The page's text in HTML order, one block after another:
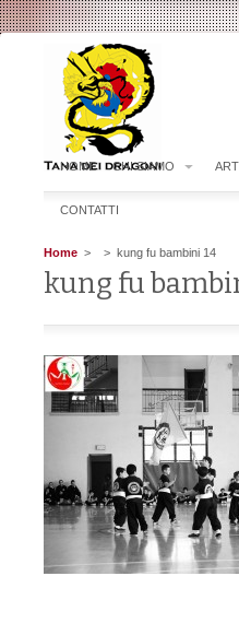
HOME CHI SIAMO
CONTATTI
Home > > kung fu bambini 14
kung fu